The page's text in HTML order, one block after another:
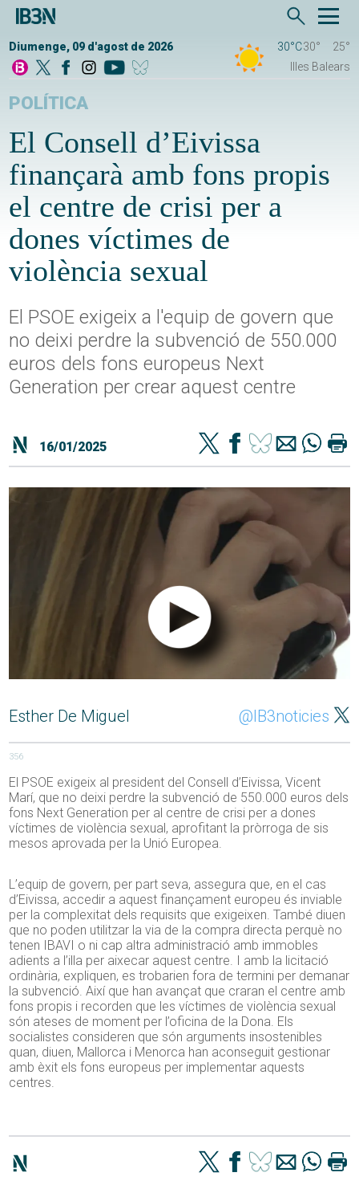
Diumenge, 09 d'agost de 2026 30°C30°
25°
Illes Balears
POLÍTICA
El Consell d’Eivissa
finançarà amb fons propis
el centre de crisi per a
dones víctimes de
violència sexual
El PSOE exigeix a l'equip de govern que
no deixi perdre la subvenció de 550.000
euros dels fons europeus Next
Generation per crear aquest centre
16/01/2025
Esther De Miguel @IB3noticies
356
El PSOE exigeix al president del Consell d’Eivissa, Vicent
Marí, que no deixi perdre la subvenció de 550.000 euros dels
fons Next Generation per al centre de crisi per a dones
víctimes de violència sexual, aprofitant la pròrroga de sis
mesos aprovada per la Unió Europea.
L’equip de govern, per part seva, assegura que, en el cas
d’Eivissa, accedir a aquest finançament europeu és inviable
per la complexitat dels requisits que exigeixen. També diuen
que no poden utilitzar la via de la compra directa perquè no
tenen IBAVI o ni cap altra administració amb immobles
adients a l’illa per aixecar aquest centre. I amb la licitació
ordinària, expliquen, es trobarien fora de termini per demanar
la subvenció. Així que han avançat que craran el centre amb
fons propis i recorden que les víctimes de violència sexual
són ateses de moment per l’oficina de la Dona. Els
socialistes consideren que són arguments insostenibles
quan, diuen, Mallorca i Menorca han aconseguit gestionar
amb èxit els fons europeus per implementar aquests
centres.